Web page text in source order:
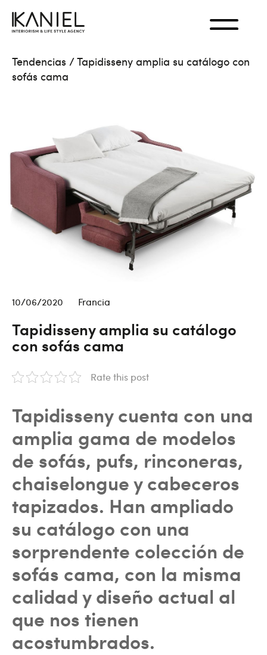
Tendencias /Tapidisseny amplia su catálogo con
sofás cama
10/06/2020 Francia
Tapidisseny amplia su catálogo
con sofás cama
Rate this post
Tapidisseny cuenta con una
amplia gama de modelos
de sofás, pufs, rinconeras,
chaiselongue y cabeceros
tapizados. Han ampliado
su catálogo con una
sorprendente colección de
sofás cama, con la misma
calidad y diseño actual al
que nos tienen
acostumbrados.